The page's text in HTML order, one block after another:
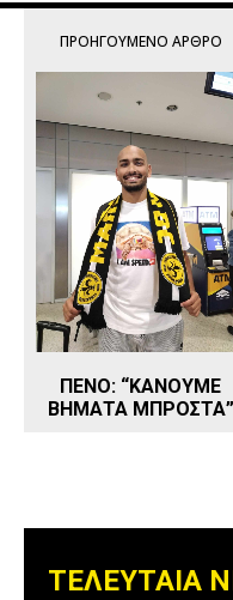
ΠΡΟΗΓΟΎΜΕΝΟ ΆΡΘΡΟ
ΠΕΝΟ: “ΚΑΝΟΥΜΕ
ΒΗΜΑΤΑ ΜΠΡΟΣΤΑ”
ΤΕΛΕΥΤΑΙΑ